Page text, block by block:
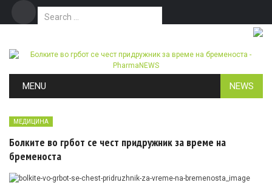
Search for:
MENU NEWS
МЕДИЦИНА
Болките во грбот се чест придружник за време на
бременоста